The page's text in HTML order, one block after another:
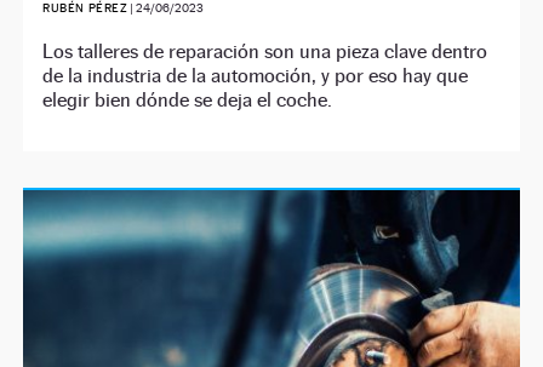
RUBÉN PÉREZ |24/06/2023
Los talleres de reparación son una pieza clave dentro
de la industria de la automoción, y por eso hay que
elegir bien dónde se deja el coche.